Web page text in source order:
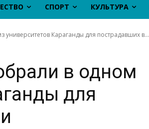
СПОРТ КУЛЬТУРА
Караганды для пострадавших в...
в одном
для